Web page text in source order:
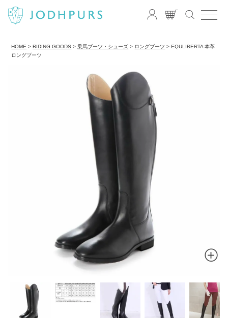
HOME RIDING GOODS 乗馬ブーツ・シューズ ロングブーツ
EQULIBERTA 本革
ロングブーツ